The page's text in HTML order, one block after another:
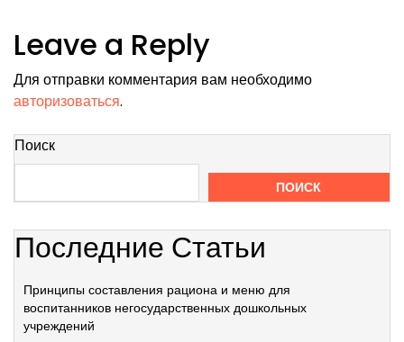
Leave a Reply
Для отправки комментария вам необходимо
авторизоваться.
Поиск
ПОИСК
Последние Статьи
Принципы составления рациона и меню для
воспитанников негосударственных дошкольных
учреждений